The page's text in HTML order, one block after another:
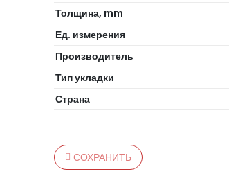
Толщина, mm
Ед. измерения
Производитель
Тип укладки
Страна
СОХРАНИТЬ